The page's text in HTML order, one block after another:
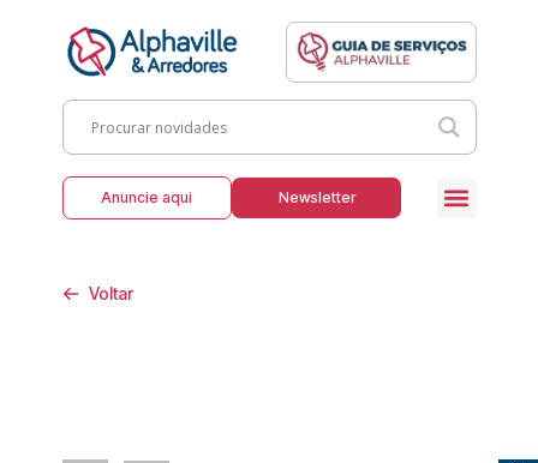
Anuncie aqui Newsletter
Voltar